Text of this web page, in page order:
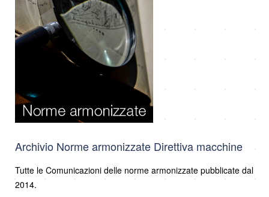
Archivio Norme armonizzate Direttiva macchine
Tutte le Comunicazioni delle norme armonizzate pubblicate dal
2014.